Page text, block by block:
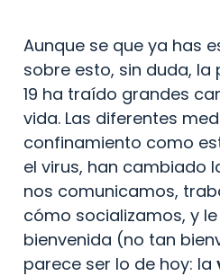
Aunque se que ya has
sobre esto, sin duda, la
19 ha traído grandes
vida. Las diferentes
confinamiento como
el virus, han cambiado
nos comunicamos,
cómo socializamos, y
bienvenida (no tan
parece ser lo de hoy: la